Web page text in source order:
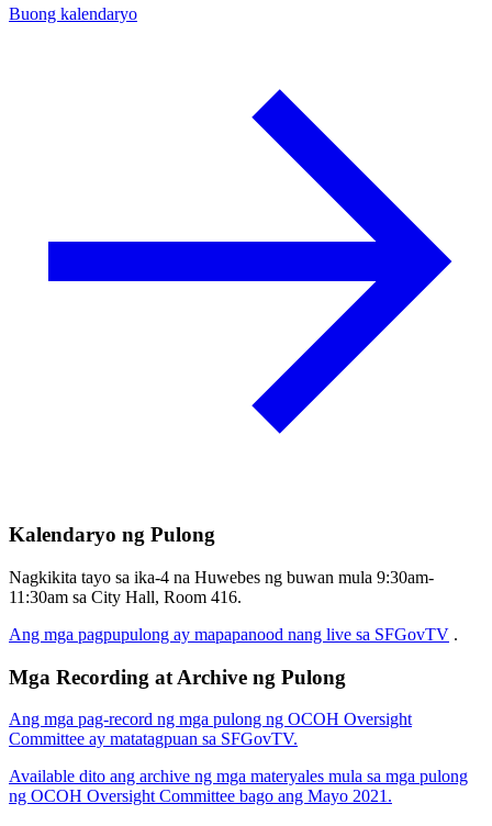
Buong kalendaryo
Kalendaryo ng Pulong
Nagkikita tayo sa ika-4 na Huwebes ng buwan mula 9:30am-
11:30am sa City Hall, Room 416.
Ang mga pagpupulong ay mapapanood nang live sa SFGovTV .
Mga Recording at Archive ng Pulong
Ang mga pag-record ng mga pulong ng OCOH Oversight
Committee ay matatagpuan sa SFGovTV.
Available dito ang archive ng mga materyales mula sa mga pulong
ng OCOH Oversight Committee bago ang Mayo 2021.